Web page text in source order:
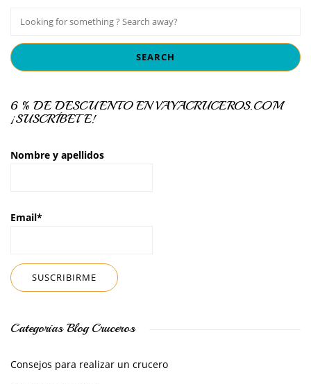
6 % DE DESCUENTO EN VAYACRUCEROS.COM
¡SUSCRÍBETE!
Nombre y apellidos
Email*
Categorías Blog Cruceros
Consejos para realizar un crucero